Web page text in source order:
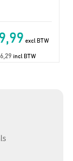
excl BTW
incl BTW